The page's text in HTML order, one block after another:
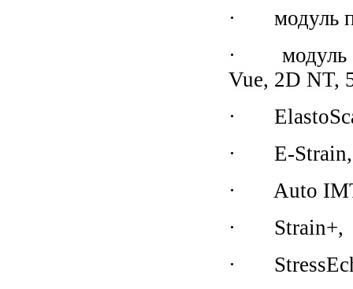
· модуль
· модуль
Vue, 2D NT,
·
· E-Strain,
· Auto
· Strain+,
·